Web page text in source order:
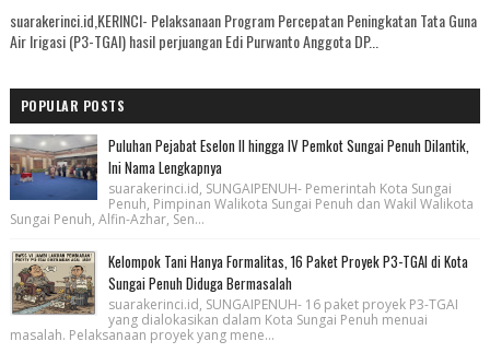
suarakerinci.id,KERINCI- Pelaksanaan Program Percepatan Peningkatan Tata Guna
Air Irigasi (P3-TGAI) hasil perjuangan Edi Purwanto Anggota DP...
POPULAR POSTS
Puluhan Pejabat Eselon II hingga IV Pemkot Sungai Penuh Dilantik,
Ini Nama Lengkapnya
suarakerinci.id, SUNGAIPENUH- Pemerintah Kota Sungai
Penuh, Pimpinan Walikota Sungai Penuh dan Wakil Walikota
Sungai Penuh, Alfin-Azhar, Sen...
Kelompok Tani Hanya Formalitas, 16 Paket Proyek P3-TGAI di Kota
Sungai Penuh Diduga Bermasalah
suarakerinci.id, SUNGAIPENUH- 16 paket proyek P3-TGAI
yang dialokasikan dalam Kota Sungai Penuh menuai
masalah. Pelaksanaan proyek yang mene...